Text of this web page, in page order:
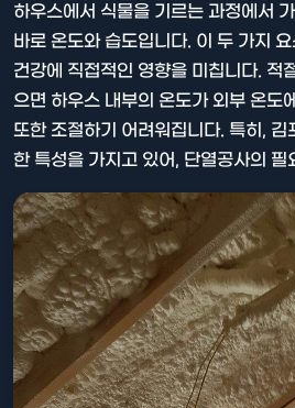
하우스에서 식물을 기르는 과정에서
바로 온도와 습도입니다. 이 두 가지
건강에 직접적인 영향을 미칩니다. 적
으면 하우스 내부의 온도가 외부 온도
또한 조절하기 어려워집니다. 특히, 김
한 특성을 가지고 있어, 단열공사의 필